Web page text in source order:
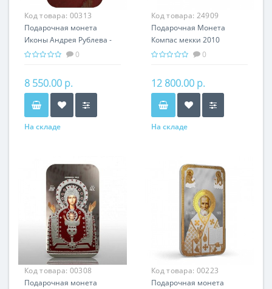
Код товара: 00313
Подарочная монета
Иконы Андрея Рублева -
Богородица
31,1 гр - православный
сувенир
0
8 550.00 р.
На складе
Код товара: 24909
Подарочная Монета
Компас мекки 2010
серебро 40,00 гр - Религия
0
12 800.00 р.
На складе
Код товара: 00308
Подарочная монета
Код товара: 00223
Подарочная монета